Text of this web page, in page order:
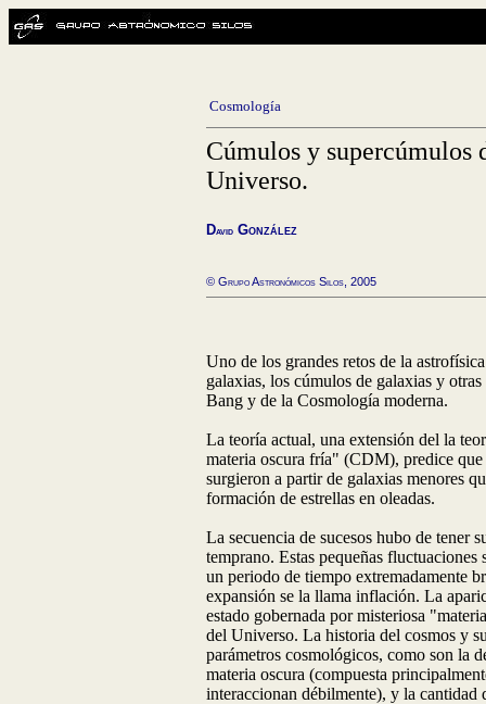
Cosmología
Cúmulos y supercúmulos
Universo.
David González
© Grupo Astronómicos Silos, 2005
Uno de los grandes retos de la
galaxias, los cúmulos de galaxias y
Bang y de la Cosmología moderna.
La teoría actual, una extensión del la
materia oscura fría" (CDM), predice
surgieron a partir de galaxias menores
formación de estrellas en oleadas.
La secuencia de sucesos hubo de tener
temprano. Estas pequeñas
un periodo de tiempo extremadamente
expansión se la llama inflación. La
estado gobernada por misteriosa
del Universo. La historia del cosmos y
parámetros cosmológicos, como son la
materia oscura (compuesta
interaccionan débilmente), y la cantidad